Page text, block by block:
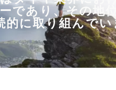
であり、その地
的に取り組んでい